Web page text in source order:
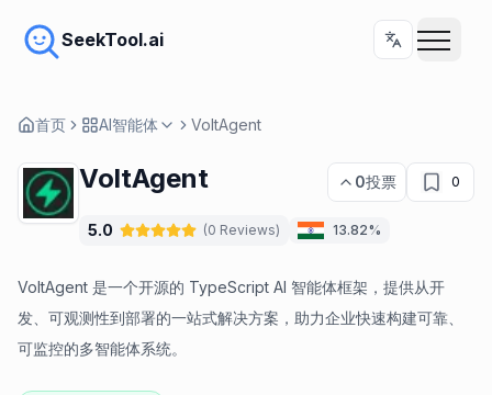
SeekTool.ai
首页 AI智能体 VoltAgent
VoltAgent 0投票 0
5.0 (0 Reviews) 13.82%
VoltAgent 是一个开源的 TypeScript AI 智能体框架，提供从开
发、可观测性到部署的一站式解决方案，助力企业快速构建可靠、
可监控的多智能体系统。